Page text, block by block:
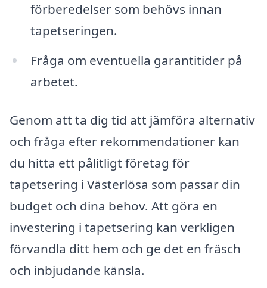
förberedelser som behövs innan
tapetseringen.
Fråga om eventuella garantitider på
arbetet.
Genom att ta dig tid att jämföra alternativ
och fråga efter rekommendationer kan
du hitta ett pålitligt företag för
tapetsering i Västerlösa som passar din
budget och dina behov. Att göra en
investering i tapetsering kan verkligen
förvandla ditt hem och ge det en fräsch
och inbjudande känsla.